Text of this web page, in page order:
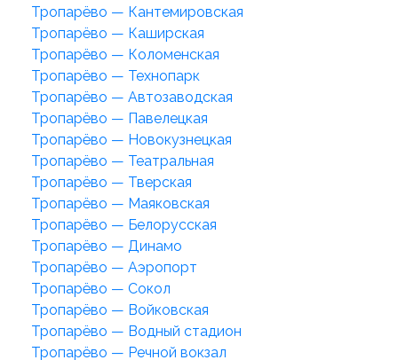
Тропарёво — Кантемировская
Тропарёво — Каширская
Тропарёво — Коломенская
Тропарёво — Технопарк
Тропарёво — Автозаводская
Тропарёво — Павелецкая
Тропарёво — Новокузнецкая
Тропарёво — Театральная
Тропарёво — Тверская
Тропарёво — Маяковская
Тропарёво — Белорусская
Тропарёво — Динамо
Тропарёво — Аэропорт
Тропарёво — Сокол
Тропарёво — Войковская
Тропарёво — Водный стадион
Тропарёво — Речной вокзал